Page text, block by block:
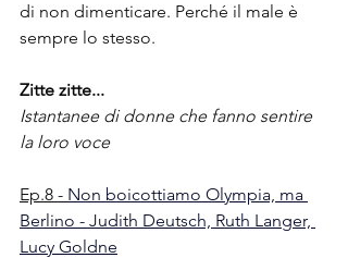
di non dimenticare. Perché il male è
sempre lo stesso.
Zitte zitte...
Istantanee di donne che fanno sentire
la loro voce
Ep.8 - Non boicottiamo Olympia, ma
Berlino - Judith Deutsch, Ruth Langer,
Lucy Goldne